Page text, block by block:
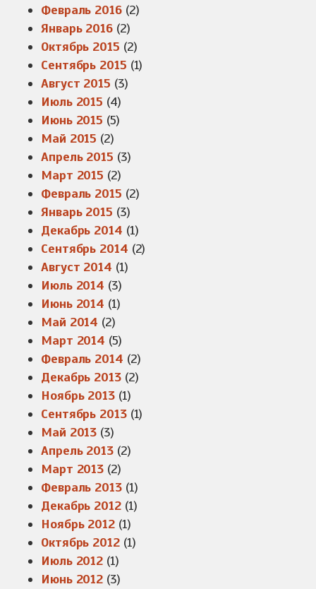
Февраль 2016(2)
Январь 2016(2)
Октябрь 2015 (2)
Сентябрь 2015 (1)
Август 2015 (3)
Июль 2015 (4)
Июнь 2015 (5)
Май 2015 (2)
Апрель 2015 (3)
Март 2015 (2)
Февраль 2015 (2)
Январь 2015 (3)
Декабрь 2014 (1)
Сентябрь 2014 (2)
Август 2014 (1)
Июль 2014 (3)
Июнь 2014 (1)
Май 2014 (2)
Март 2014 (5)
Февраль 2014 (2)
Декабрь 2013(2)
Ноябрь 2013(1)
Сентябрь 2013(1)
Май 2013 (3)
Апрель 2013(2)
Март 2013 (2)
Февраль 2013(1)
Декабрь 2012(1)
Ноябрь 2012(1)
Октябрь 2012(1)
Июль 2012 (1)
Июнь 2012 (3)